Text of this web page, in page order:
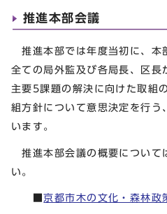
推進本部会議
推進本部では年度当初に、本
全ての局外監及び各局長、区長
主要5課題の解決に向けた取組
組方針について意思決定を行う
います。
推進本部会議の概要について
い。
■京都市木の文化・森林政